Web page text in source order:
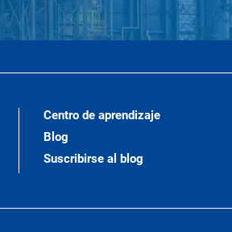
Centro de aprendizaje
Blog
Suscribirse al blog